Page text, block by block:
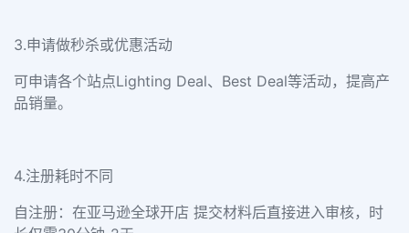
3.申请做秒杀或优惠活动
可申请各个站点Lighting Deal、Best Deal等活动，提高产
品销量。
4.注册耗时不同
自注册：在亚马逊全球开店 提交材料后直接进入审核，时